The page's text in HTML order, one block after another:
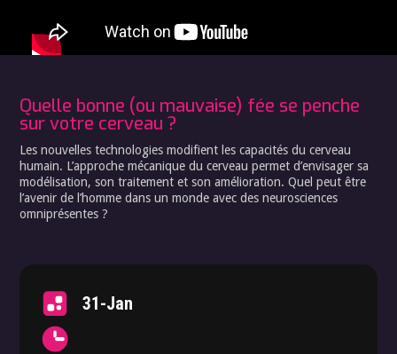
Quelle bonne (ou mauvaise) fée se penche
sur votre cerveau ?
Les nouvelles technologies modifient les capacités du cerveau
humain. L’approche mécanique du cerveau permet d’envisager sa
modélisation, son traitement et son amélioration. Quel peut être
l’avenir de l’homme dans un monde avec des neurosciences
omniprésentes ?
31-Jan